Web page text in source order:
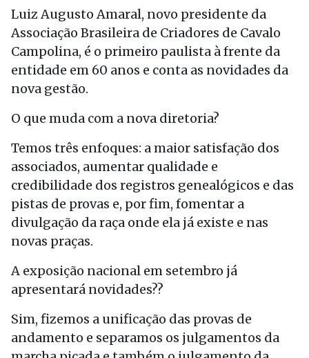
Luiz Augusto Amaral, novo presidente da
Associação Brasileira de Criadores de Cavalo
Campolina, é o primeiro paulista à frente da
entidade em 60 anos e conta as novidades da
nova gestão.
O que muda com a nova diretoria?
Temos três enfoques: a maior satisfação dos
associados, aumentar qualidade e
credibilidade dos registros genealógicos e das
pistas de provas e, por fim, fomentar a
divulgação da raça onde ela já existe e nas
novas praças.
A exposição nacional em setembro já
apresentará novidades??
Sim, fizemos a unificação das provas de
andamento e separamos os julgamentos da